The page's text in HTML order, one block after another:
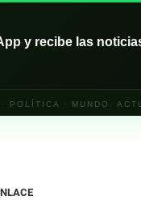
y recibe las
POLÍTICA · MUNDO·